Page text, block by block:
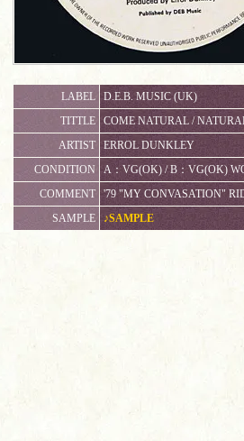
LABEL
D.E.B. MUSIC (UK)
TITTLE
COME NATURAL /
ARTIST
ERROL DUNKLEY
CONDITION
A：VG(OK) / B：VG(OK)
COMMENT
'79 "MY CONVASATION"
SAMPLE
♪SAMPLE